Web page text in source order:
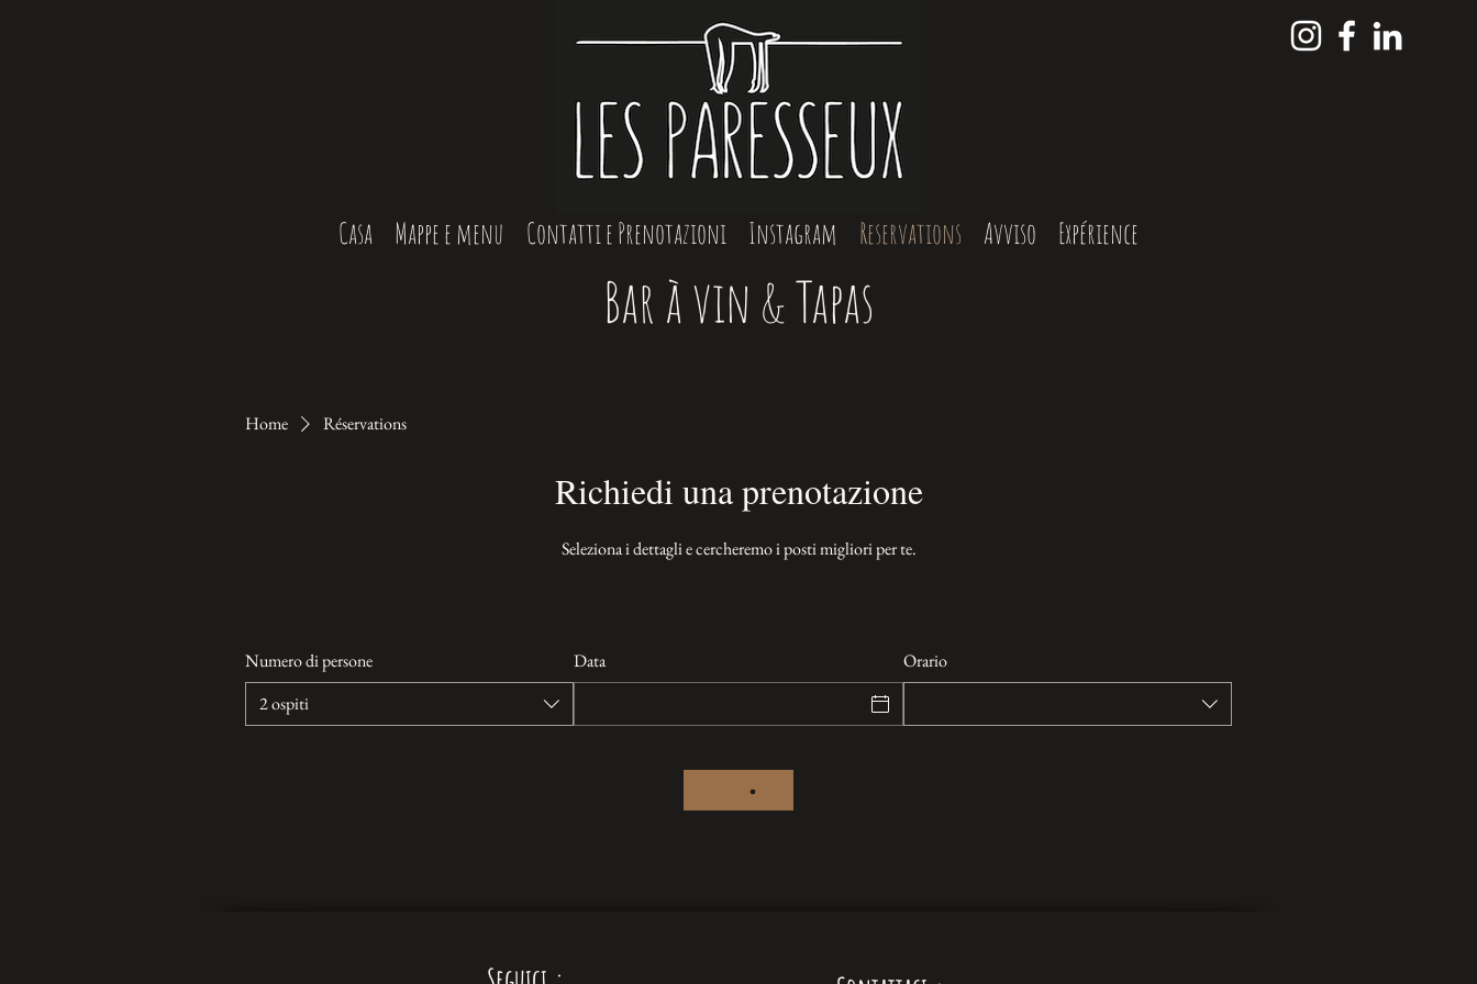
Casa Mappe e menu Contatti e Prenotazioni Instagram Reservations Avviso Expérience
Bar à vin & Tapas
Home Réservations
Richiedi una prenotazione
Seleziona i dettagli e cercheremo i posti migliori per te.
Numero di persone
2 ospiti
Data Orario